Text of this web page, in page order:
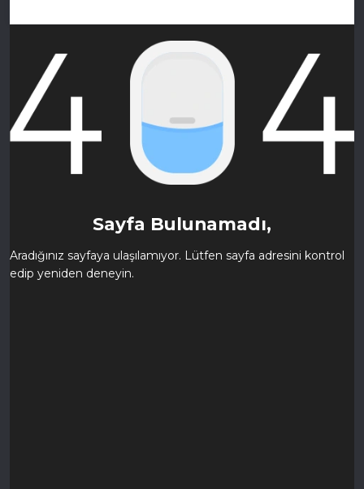
Sayfa Bulunamadı,
Aradığınız sayfaya ulaşılamıyor. Lütfen sayfa adresini kontrol
edip yeniden deneyin.